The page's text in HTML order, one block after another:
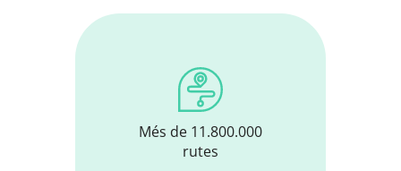
Més de 11.800.000
rutes